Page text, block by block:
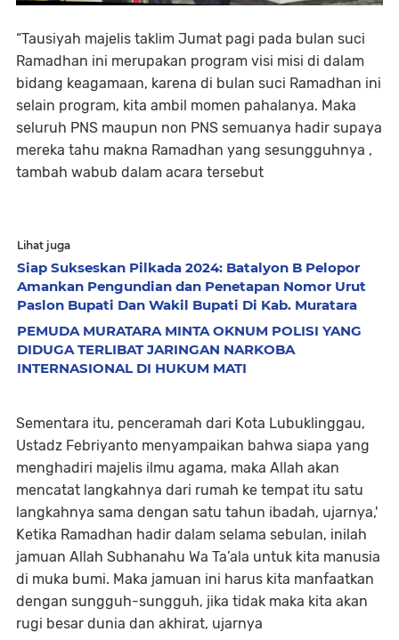
“Tausiyah majelis taklim Jumat pagi pada bulan suci
Ramadhan ini merupakan program visi misi di dalam
bidang keagamaan, karena di bulan suci Ramadhan ini
selain program, kita ambil momen pahalanya. Maka
seluruh PNS maupun non PNS semuanya hadir supaya
mereka tahu makna Ramadhan yang sesungguhnya ,
tambah wabub dalam acara tersebut
Lihat juga
Siap Sukseskan Pilkada 2024: Batalyon B Pelopor
Amankan Pengundian dan Penetapan Nomor Urut
Paslon Bupati Dan Wakil Bupati Di Kab. Muratara
PEMUDA MURATARA MINTA OKNUM POLISI YANG
DIDUGA TERLIBAT JARINGAN NARKOBA
INTERNASIONAL DI HUKUM MATI
Sementara itu, penceramah dari Kota Lubuklinggau,
Ustadz Febriyanto menyampaikan bahwa siapa yang
menghadiri majelis ilmu agama, maka Allah akan
mencatat langkahnya dari rumah ke tempat itu satu
langkahnya sama dengan satu tahun ibadah, ujarnya,'
Ketika Ramadhan hadir dalam selama sebulan, inilah
jamuan Allah Subhanahu Wa Ta’ala untuk kita manusia
di muka bumi. Maka jamuan ini harus kita manfaatkan
dengan sungguh-sungguh, jika tidak maka kita akan
rugi besar dunia dan akhirat, ujarnya